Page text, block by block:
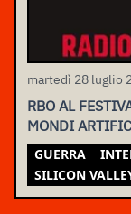
martedì 28 luglio
RBO AL
MONDI
GUERRA
SILICON